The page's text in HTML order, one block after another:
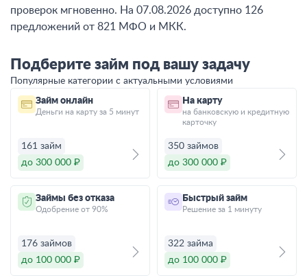
проверок мгновенно. На 07.08.2026 доступно 126
предложений от 821 МФО и МКК.
Подберите займ под вашу задачу
Популярные категории с актуальными условиями
Займ онлайн
Деньги на карту за 5 минут
161 займ
до 300 000 ₽
На карту
на банковскую и кредитную
карточку
350 займов
до 300 000 ₽
Займы без отказа
Одобрение от 90%
176 займов
до 100 000 ₽
Быстрый займ
Решение за 1 минуту
322 займа
до 100 000 ₽